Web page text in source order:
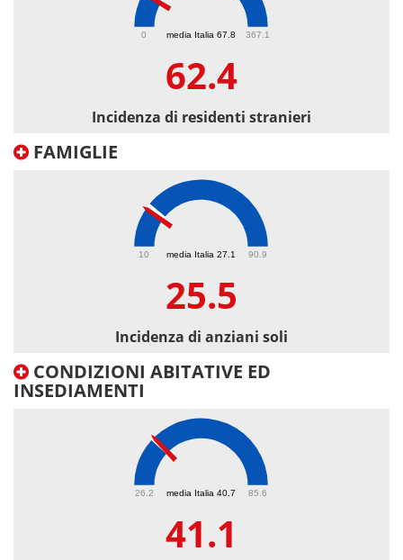
media Italia 67.8
0 367.1
62.4
Incidenza di residenti stranieri
FAMIGLIE
media Italia 27.1
10 90.9
25.5
Incidenza di anziani soli
CONDIZIONI ABITATIVE ED
INSEDIAMENTI
media Italia 40.7
26.2 85.6
41.1